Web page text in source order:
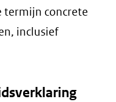
termijn concrete
inclusief